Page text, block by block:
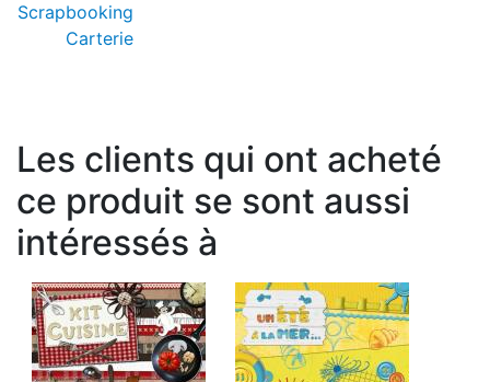
Scrapbooking
Carterie
Les clients qui ont acheté
ce produit se sont aussi
intéressés à